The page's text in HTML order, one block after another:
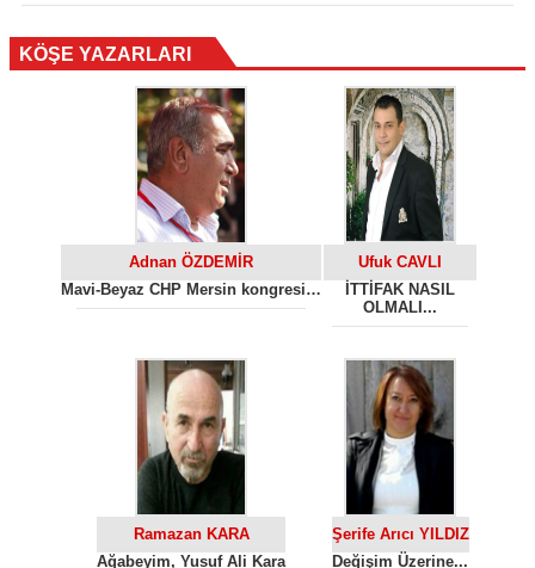
KÖŞE YAZARLARI
Adnan ÖZDEMİR
Mavi-Beyaz CHP Mersin kongresi…
Ufuk CAVLI
İTTİFAK NASIL
OLMALI...
Ramazan KARA
Ağabeyim, Yusuf Ali Kara
Şerife Arıcı YILDIZ
Değişim Üzerine...